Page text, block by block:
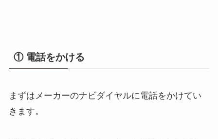
① 電話をかける
まずはメーカーのナビダイヤルに電話をかけてい
きます。